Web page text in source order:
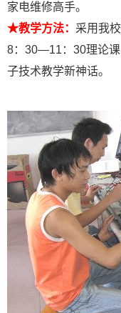
家电维修高手。
★教学方法： 采用我
8：30—11：30理论
子技术教学新神话。